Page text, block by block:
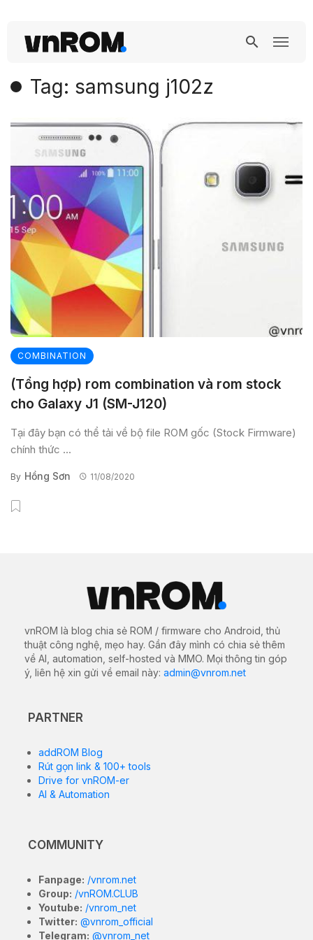
Tag: samsung j102z
COMBINATION
(Tổng hợp) rom combination và rom stock
cho Galaxy J1 (SM-J120)
Tại đây bạn có thể tải về bộ file ROM gốc (Stock Firmware)
chính thức ...
By Hồng Sơn 11/08/2020
vnROM là blog chia sẻ ROM / firmware cho Android, thủ
thuật công nghệ, mẹo hay. Gần đây mình có chia sẻ thêm
về AI, automation, self-hosted và MMO. Mọi thông tin góp
ý, liên hệ xin gửi về email này: admin@vnrom.net
PARTNER
addROM Blog
Rút gọn link & 100+ tools
Drive for vnROM-er
AI & Automation
COMMUNITY
Fanpage: /vnrom.net
Group: /vnROM.CLUB
Youtube: /vnrom_net
Twitter: @vnrom_official
Telegram: @vnrom_net